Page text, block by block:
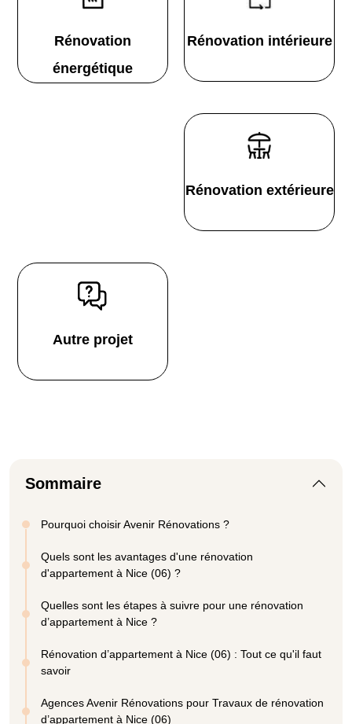
Rénovation
énergétique
Rénovation intérieure
Rénovation extérieure
Autre projet
Sommaire
Pourquoi choisir Avenir Rénovations ?
Quels sont les avantages d'une rénovation
d'appartement à Nice (06) ?
Quelles sont les étapes à suivre pour une rénovation
d’appartement à Nice ?
Rénovation d’appartement à Nice (06) : Tout ce qu'il faut
savoir
Agences Avenir Rénovations pour Travaux de rénovation
d’appartement à Nice (06)